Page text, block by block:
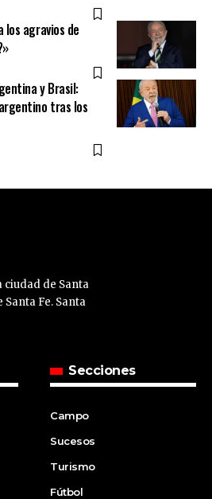
los agravios de
y Brasil:
tras los
ciudad de Santa
Santa Fe. Santa
Secciones
Campo
Sucesos
Turismo
Fútbol